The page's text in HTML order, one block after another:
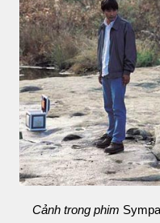
Cảnh trong phim